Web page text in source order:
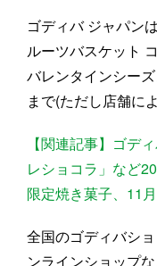
ゴディバ ジャパン
ルーツバスケット
バレンタインシー
まで(ただし店舗に
【関連記事】ゴデ
レショコラ」など
限定焼き菓子、11
全国のゴディバシ
ンラインショップ